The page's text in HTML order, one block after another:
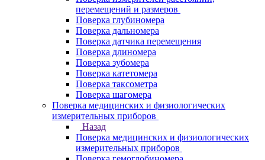
перемещений и размеров
Поверка глубиномера
Поверка дальномера
Поверка датчика перемещения
Поверка длиномера
Поверка зубомера
Поверка катетомера
Поверка таксометра
Поверка шагомера
Поверка медицинских и физиологических
измерительных приборов
Назад
Поверка медицинских и физиологических
измерительных приборов